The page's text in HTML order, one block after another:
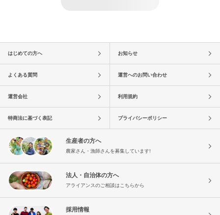
はじめての方へ お知らせ
よくある質問 運営へのお問い合わせ
運営会社 利用規約
特商法に基づく表記 プライバシーポリシー
生産者の方へ
農家さん・漁師さんを募集しています!
法人・自治体の方へ
アライアンスのご相談はこちらから
採用情報